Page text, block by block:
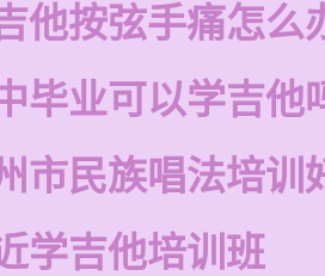
他按弦手痛怎么
毕业可以学吉他
市民族唱法培训
学吉他培训班